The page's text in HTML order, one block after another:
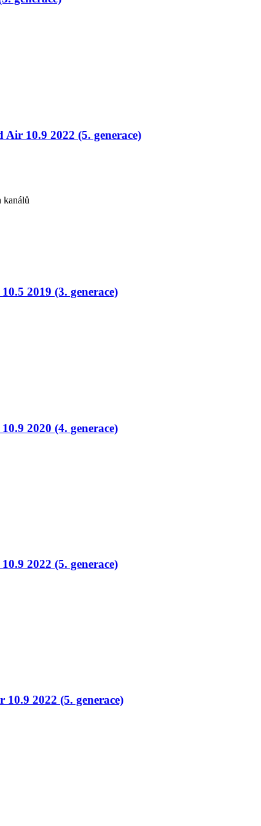
10.9 2022 (5. generace)
kanálů
2019 (3. generace)
2020 (4. generace)
2022 (5. generace)
2022 (5. generace)